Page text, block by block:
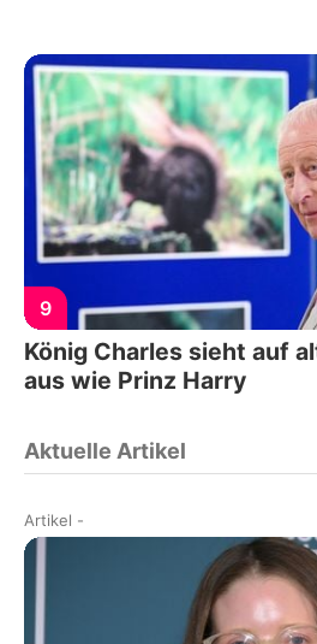
9
König Charles sieht auf
aus wie Prinz Harry
Aktuelle Artikel
Artikel -